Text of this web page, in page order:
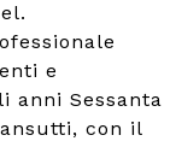
e
anni Sessanta
con il